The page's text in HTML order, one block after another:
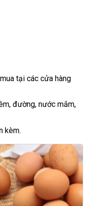
tại các cửa hàng
đường, nước mắm,
kèm.